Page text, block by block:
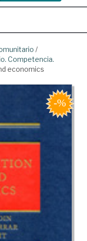
/
Competencia.
economics